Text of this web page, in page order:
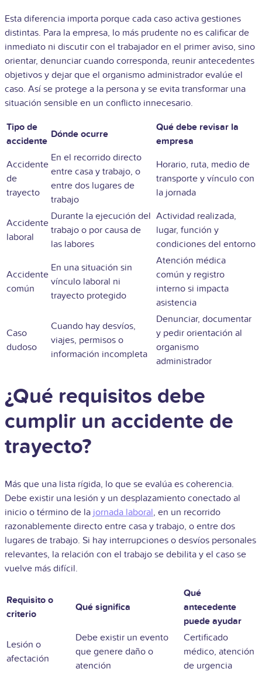
Esta diferencia importa porque cada caso activa gestiones
distintas. Para la empresa, lo más prudente no es calificar de
inmediato ni discutir con el trabajador en el primer aviso, sino
orientar, denunciar cuando corresponda, reunir antecedentes
objetivos y dejar que el organismo administrador evalúe el
caso. Así se protege a la persona y se evita transformar una
situación sensible en un conflicto innecesario.
Tipo de
accidente
Dónde ocurre
Qué debe revisar la
empresa
Accidente
de
trayecto
En el recorrido directo
entre casa y trabajo, o
entre dos lugares de
trabajo
Horario, ruta, medio de
transporte y vínculo con
la jornada
Accidente
laboral
Durante la ejecución del
trabajo o por causa de
las labores
Actividad realizada,
lugar, función y
condiciones del entorno
Accidente
común
En una situación sin
vínculo laboral ni
trayecto protegido
Atención médica
común y registro
interno si impacta
asistencia
Caso
dudoso
Cuando hay desvíos,
viajes, permisos o
información incompleta
Denunciar, documentar
y pedir orientación al
organismo
administrador
¿Qué requisitos debe
cumplir un accidente de
trayecto?
Más que una lista rígida, lo que se evalúa es coherencia.
Debe existir una lesión y un desplazamiento conectado al
inicio o término de la jornada laboral, en un recorrido
razonablemente directo entre casa y trabajo, o entre dos
lugares de trabajo. Si hay interrupciones o desvíos personales
relevantes, la relación con el trabajo se debilita y el caso se
vuelve más difícil.
Requisito o
criterio
Qué significa
Qué
antecedente
puede ayudar
Lesión o
afectación
Debe existir un evento
que genere daño o
atención
Certificado
médico, atención
de urgencia